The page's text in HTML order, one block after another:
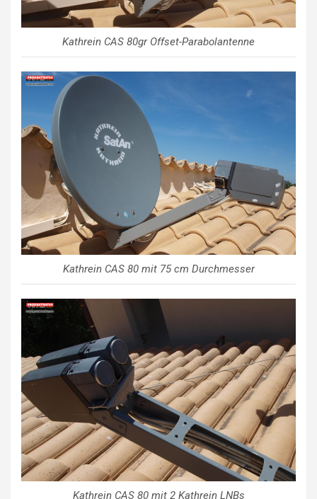
Kathrein CAS 80gr Offset-Parabolantenne
Kathrein CAS 80 mit 75 cm Durchmesser
Kathrein CAS 80 mit 2 Kathrein LNBs